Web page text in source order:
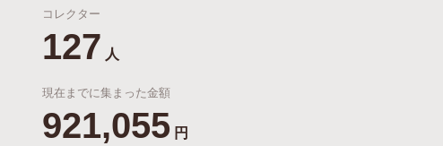
コレクター
127 人
現在までに集まった金額
921,055 円